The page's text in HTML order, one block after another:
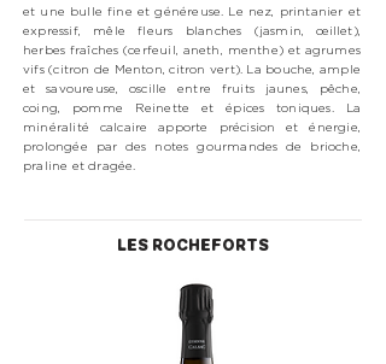
et une bulle fine et généreuse. Le nez, printanier et
expressif, mêle fleurs blanches (jasmin, œillet),
herbes fraîches (cerfeuil, aneth, menthe) et agrumes
vifs (citron de Menton, citron vert). La bouche, ample
et savoureuse, oscille entre fruits jaunes, pêche,
coing, pomme Reinette et épices toniques. La
minéralité calcaire apporte précision et énergie,
prolongée par des notes gourmandes de brioche,
praline et dragée.
LES ROCHEFORTS